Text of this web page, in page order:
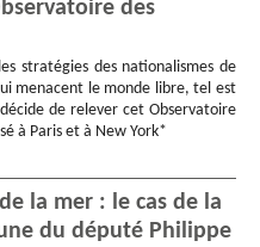
des
stratégies des nationalismes de
menacent le monde libre, tel est
de relever cet Observatoire
à Paris et à New York*
la mer : le cas de la
du député Philippe